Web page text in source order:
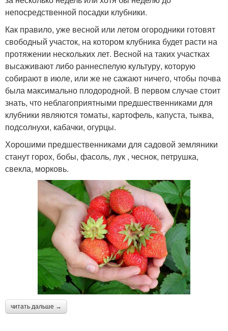
непосредственной посадки клубники.
Как правило, уже весной или летом огородники готовят
свободный участок, на котором клубника будет расти на
протяжении нескольких лет. Весной на таких участках
высаживают либо раннеспелую культуру, которую
собирают в июле, или же не сажают ничего, чтобы почва
была максимально плодородной. В первом случае стоит
знать, что неблагоприятными предшественниками для
клубники являются томаты, картофель, капуста, тыква,
подсолнухи, кабачки, огурцы.
Хорошими предшественниками для садовой земляники
станут горох, бобы, фасоль, лук , чеснок, петрушка,
свекла, морковь.
читать дальше →